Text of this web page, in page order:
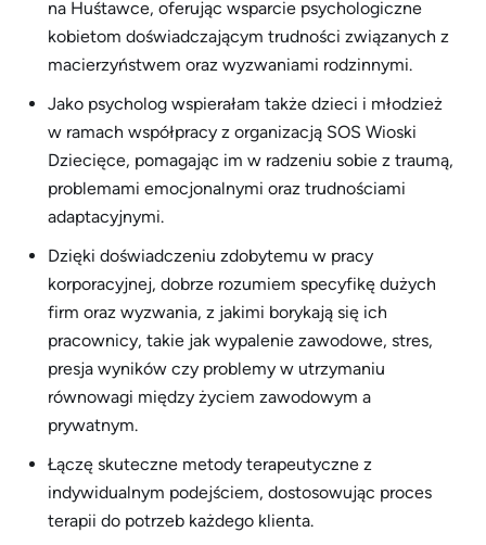
na Huśtawce, oferując wsparcie psychologiczne
kobietom doświadczającym trudności związanych z
macierzyństwem oraz wyzwaniami rodzinnymi.
Jako psycholog wspierałam także dzieci i młodzież
w ramach współpracy z organizacją SOS Wioski
Dziecięce, pomagając im w radzeniu sobie z traumą,
problemami emocjonalnymi oraz trudnościami
adaptacyjnymi.
Dzięki doświadczeniu zdobytemu w pracy
korporacyjnej, dobrze rozumiem specyfikę dużych
firm oraz wyzwania, z jakimi borykają się ich
pracownicy, takie jak wypalenie zawodowe, stres,
presja wyników czy problemy w utrzymaniu
równowagi między życiem zawodowym a
prywatnym.
Łączę skuteczne metody terapeutyczne z
indywidualnym podejściem, dostosowując proces
terapii do potrzeb każdego klienta.